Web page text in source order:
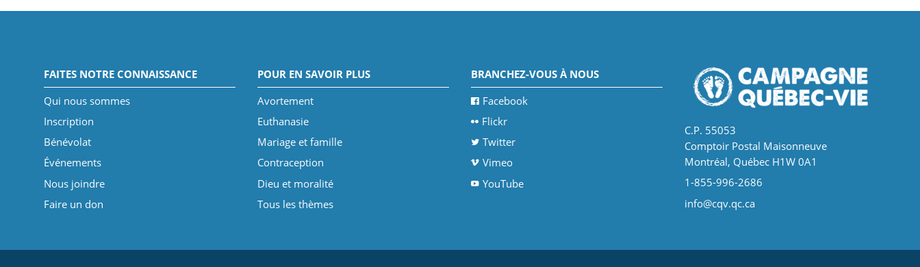
FAITES NOTRE CONNAISSANCE
Qui nous sommes
Inscription
Bénévolat
Événements
Nous joindre
Faire un don
POUR EN SAVOIR PLUS
Avortement
Euthanasie
Mariage et famille
Contraception
Dieu et moralité
Tous les thèmes
BRANCHEZ-VOUS À NOUS
Facebook
Flickr
Twitter
Vimeo
YouTube
C.P. 55053
Comptoir Postal Maisonneuve
Montréal, Québec H1W 0A1
1-855-996-2686
info@cqv.qc.ca